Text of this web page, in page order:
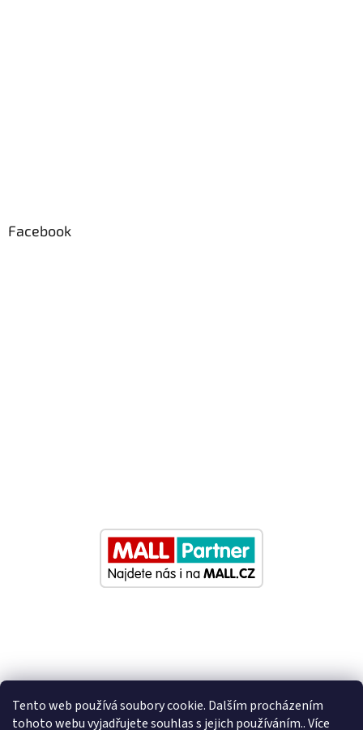
Tento web používá soubory cookie. Dalším procházením
tohoto webu vyjadřujete souhlas s jejich používáním.. Více
Facebook